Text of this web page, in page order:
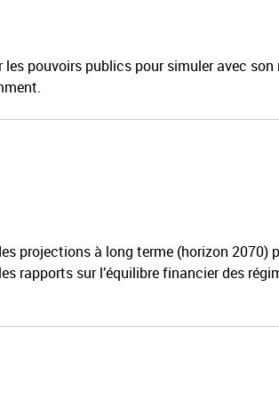
pouvoirs publics pour simuler avec son
projections à long terme (horizon 2070)
rapports sur l’équilibre financier des